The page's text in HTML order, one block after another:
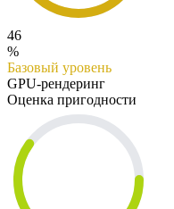
46
%
Базовый уровень
GPU-рендеринг
Оценка пригодности